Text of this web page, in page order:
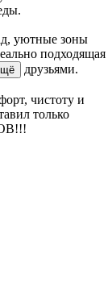
уютные зоны
подходящая
друзьями.
чистоту и
только